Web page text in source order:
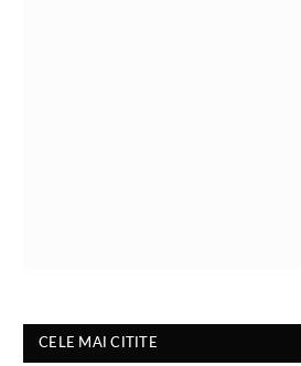
CELE MAI CITITE